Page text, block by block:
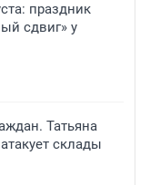
праздник
сдвиг» у
Татьяна
склады